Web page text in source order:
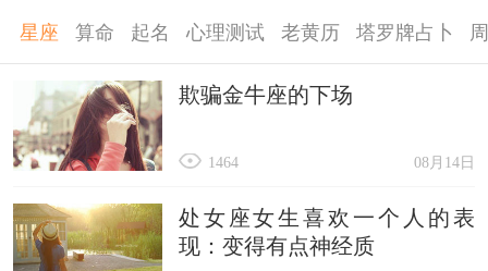
星座 算命 起名 心理测试 老黄历 塔罗牌占卜
欺骗金牛座的下场
08月14日
1464
处女座女生喜欢一个人的表
现：变得有点神经质